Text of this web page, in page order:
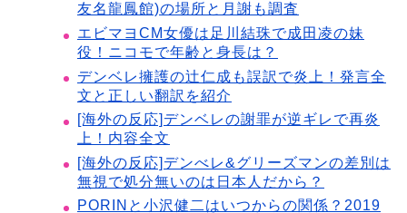
友名龍鳳館)の場所と月謝も調査
エビマヨCM女優は足川結珠で成田凌の妹
役！ニコモで年齢と身長は？
デンベレ擁護の辻仁成も誤訳で炎上！発言全
文と正しい翻訳を紹介
[海外の反応]デンベレの謝罪が逆ギレで再炎
上！内容全文
[海外の反応]デンべレ&グリーズマンの差別は
無視で処分無いのは日本人だから？
PORINと小沢健二はいつからの関係？2019